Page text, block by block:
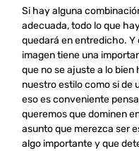
Si hay alguna
adecuada, todo lo que
quedará en entredicho. Y
imagen tiene una
que no se ajuste a lo
nuestro estilo como si de
eso es conveniente
queremos que dominen
asunto que merezca ser
algo importante y que